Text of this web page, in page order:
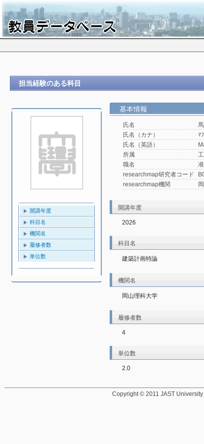
担当経験のある科目
開講年度
科目名
機関名
履修者数
単位数
基本情報
氏名
氏名（カナ）
ﾏ
氏名（英語）
所属
職名
researchmap研究者コード
researchmap機関
開講年度
2026
科目名
建築計画特論
機関名
岡山理科大学
履修者数
4
単位数
2.0